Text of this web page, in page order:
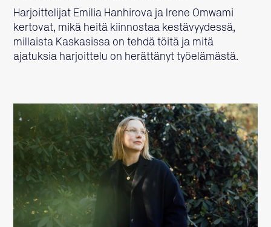
Harjoittelijat Emilia Hanhirova ja Irene Omwami
kertovat, mikä heitä kiinnostaa kestävyydessä,
millaista Kaskasissa on tehdä töitä ja mitä
ajatuksia harjoittelu on herättänyt työelämästä.
LUE LISÄÄ